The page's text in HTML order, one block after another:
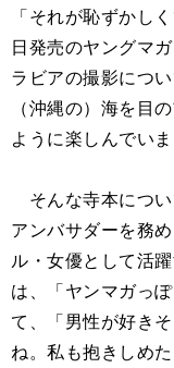
「それが恥ずかし
日発売のヤングマ
ラビアの撮影につ
（沖縄の）海を目
ように楽しんでい
そんな寺本につ
アンバサダーを務
ル・女優として活
は、「ヤンマガっ
て、「男性が好き
ね。私も抱きしめ